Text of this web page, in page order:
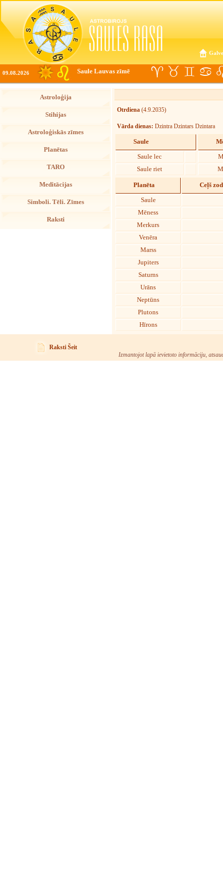
09.08.2026 Saule Lauvas zīmē
Astroloģija
Stihijas
Astroloģiskās zīmes
Planētas
TARO
Meditācijas
Simboli. Tēli. Zīmes
Raksti
Otrdiena (4.9.2035)
Vārda dienas: Dzintra Dzintars Dzintara
Saule
Saule lec
Saule riet
Planēta Ceļš
Saule
Mēness
Merkurs
Venēra
Marss
Jupiters
Saturns
Urāns
Neptūns
Plutons
Hīrons
Raksti Šeit
Izmantojot lapā ievietoto informāciju,